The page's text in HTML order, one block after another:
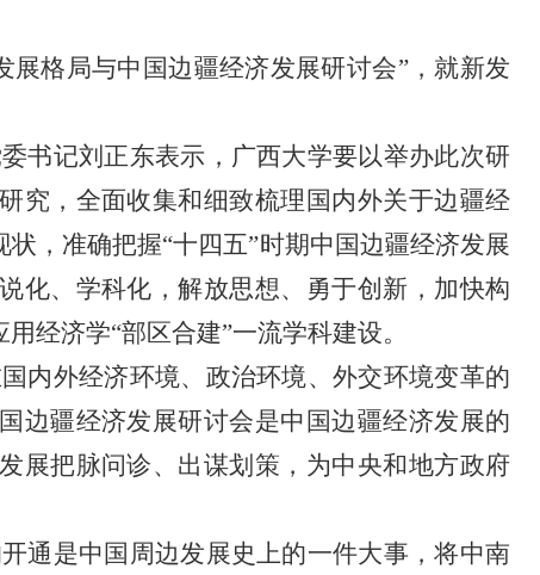
格局与中国边疆经济发展研讨会”，就新发
书记刘正东表示，广西大学要以举办此次研
究，全面收集和细致梳理国内外关于边疆经
，准确把握“十四五”时期中国边疆经济发展
化、学科化，解放思想、勇于创新，加快构
经济学“部区合建”一流学科建设。
内外经济环境、政治环境、外交环境变革的
边疆经济发展研讨会是中国边疆经济发展的
展把脉问诊、出谋划策，为中央和地方政府
通是中国周边发展史上的一件大事，将中南